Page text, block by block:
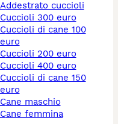
addestrato cuccioli
cuccioli 300 euro
cuccioli di cane 100
euro
cuccioli 200 euro
cuccioli 400 euro
cuccioli di cane 150
euro
cane maschio
cane femmina